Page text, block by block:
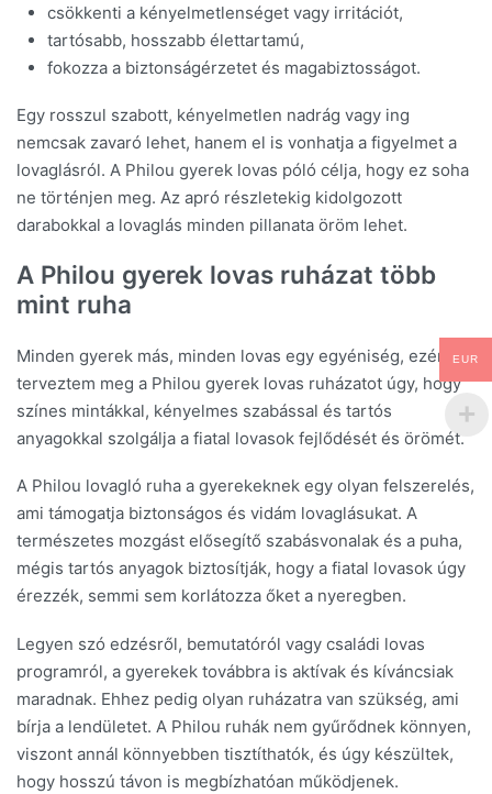
csökkenti a kényelmetlenséget vagy irritációt,
tartósabb, hosszabb élettartamú,
fokozza a biztonságérzetet és magabiztosságot.
Egy rosszul szabott, kényelmetlen nadrág vagy ing
nemcsak zavaró lehet, hanem el is vonhatja a figyelmet a
lovaglásról. A Philou gyerek lovas póló célja, hogy ez soha
ne történjen meg. Az apró részletekig kidolgozott
darabokkal a lovaglás minden pillanata öröm lehet.
A Philou gyerek lovas ruházat több
mint ruha
Minden gyerek más, minden lovas egy egyéniség, ezért
terveztem meg a Philou gyerek lovas ruházatot úgy, hogy
színes mintákkal, kényelmes szabással és tartós
anyagokkal szolgálja a fiatal lovasok fejlődését és örömét.
A Philou lovagló ruha a gyerekeknek egy olyan felszerelés,
ami támogatja biztonságos és vidám lovaglásukat. A
természetes mozgást elősegítő szabásvonalak és a puha,
mégis tartós anyagok biztosítják, hogy a fiatal lovasok úgy
érezzék, semmi sem korlátozza őket a nyeregben.
Legyen szó edzésről, bemutatóról vagy családi lovas
programról, a gyerekek továbbra is aktívak és kíváncsiak
maradnak. Ehhez pedig olyan ruházatra van szükség, ami
bírja a lendületet. A Philou ruhák nem gyűrődnek könnyen,
viszont annál könnyebben tisztíthatók, és úgy készültek,
hogy hosszú távon is megbízhatóan működjenek.
EUR